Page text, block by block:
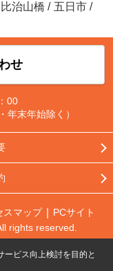
比治山橋 / 五日市 /
せ
00
年末年始除く）
スマップ
PCサイト
rights reserved.
ービス向上検討を目的と